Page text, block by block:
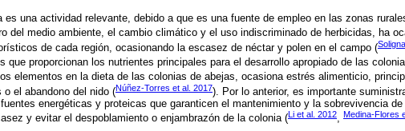
una actividad relevante, debido a que es una fuente de empleo en las zonas
del medio ambiente, el cambio climático y el uso indiscriminado de herbicidas, ha
de cada región, ocasionando la escasez de néctar y polen en el campo (
que proporcionan los nutrientes principales para el desarrollo apropiado de las
elementos en la dieta de las colonias de abejas, ocasiona estrés alimenticio,
el abandono del nido (Núñez-Torres et al. 2017). Por lo anterior, es importante
energéticas y proteicas que garanticen el mantenimiento y la sobrevivencia de
y evitar el despoblamiento o enjambrazón de la colonia ( Li et al. 2012, Medina-Flores